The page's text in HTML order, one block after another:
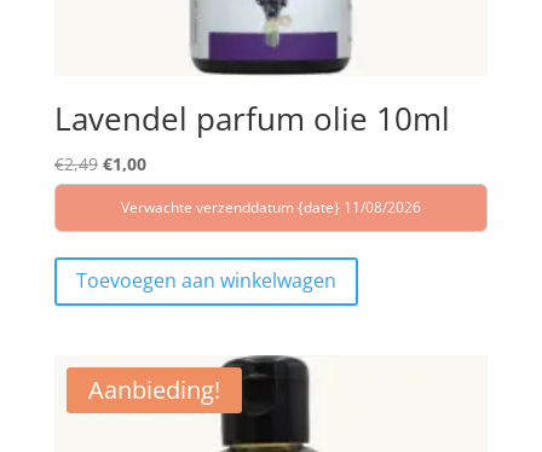
Lavendel parfum olie 10ml
€2,49 Oorspronkelijke
prijs
was:
€1,00Huidige
prijs
is:
Verwachte verzenddatum {date} 11/08/2026
Toevoegen aan winkelwagen
Aanbieding!